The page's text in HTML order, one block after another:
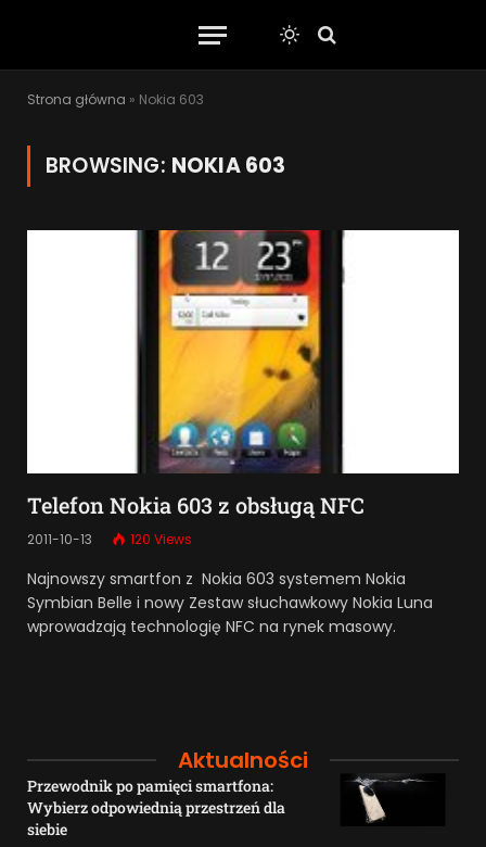
Strona główna » Nokia 603
BROWSING: NOKIA 603
Telefon Nokia 603 z obsługą NFC
2011-10-13 120 Views
Najnowszy smartfon z Nokia 603 systemem Nokia
Symbian Belle i nowy Zestaw słuchawkowy Nokia Luna
wprowadzają technologię NFC na rynek masowy.
Aktualności
Przewodnik po pamięci smartfona:
Wybierz odpowiednią przestrzeń dla
siebie